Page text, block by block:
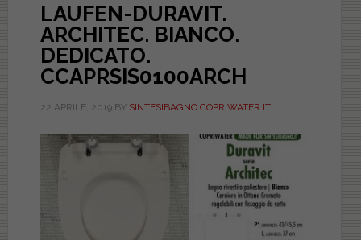
LAUFEN-DURAVIT.
ARCHITEC. BIANCO.
DEDICATO.
CCAPRSIS0100ARCH
22 APRILE, 2019BY SINTESIBAGNO COPRIWATER.IT